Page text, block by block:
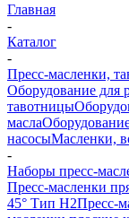
Главная
-
Каталог
-
Пресс-масленки,
Оборудование для
тавотницы
масла
насосыМасленки,
-
Наборы пресс-
Пресс-масленки
45° Тип H2Пресс-